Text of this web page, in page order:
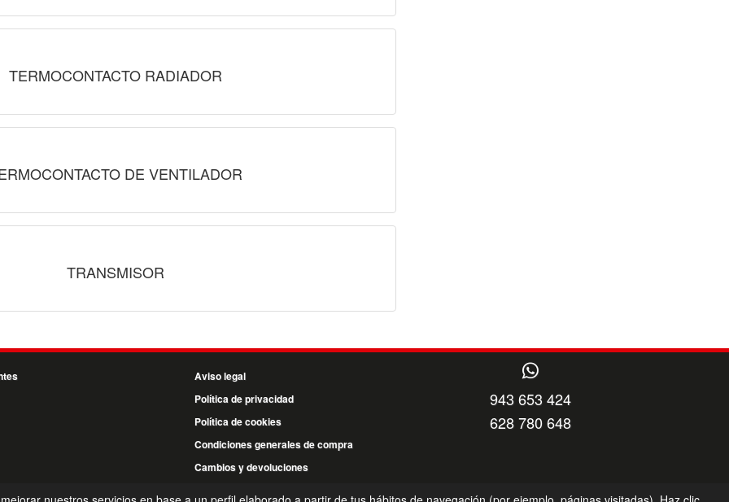
TERMOCONTACTO RADIADOR
DE VENTILADOR
TRANSMISOR
Aviso legal
Política de privacidad
Política de cookies
Condiciones generales de compra
Cambios y devoluciones
943 653 424
628 780 648